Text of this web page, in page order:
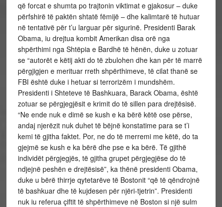
që forcat e shumta po trajtonin viktimat e gjakosur – duke
përfshirë të paktën shtatë fëmijë – dhe kalimtarë të hutuar
në tentativë për t’u larguar për sigurinë. Presidenti Barak
Obama, iu drejtua kombit Amerikan disa orë nga
shpërthimi nga Shtëpia e Bardhë të hënën, duke u zotuar
se “autorët e këtij akti do të zbulohen dhe kan për të marrë
përgjigjen e merituar rreth shpërthimeve, të cilat thanë se
FBI është duke i hetuar si terrorizëm i mundshëm.
Presidenti i Shteteve të Bashkuara, Barack Obama, është
zotuar se përgjegjësit e krimit do të sillen para drejtësisë.
“Ne ende nuk e dimë se kush e ka bërë këtë ose përse,
andaj njerëzit nuk duhet të bëjnë konstatime para se t’i
kemi të gjitha faktet. Por, ne do të merremi me këtë, do ta
gjejmë se kush e ka bërë dhe pse e ka bërë. Të gjithë
individët përgjegjës, të gjitha grupet përgjegjëse do të
ndjejnë peshën e drejtësisë”, ka thënë presidenti Obama,
duke u bërë thirrje qytetarëve të Bostonit “që të qëndrojnë
të bashkuar dhe të kujdesen për njëri-tjetrin”. Presidenti
nuk iu referua çiftit të shpërthimeve në Boston si një sulm